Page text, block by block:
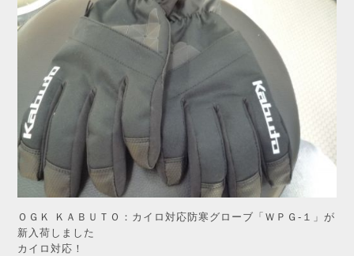
ＯＧＫ ＫＡＢＵＴＯ：カイロ対応防寒グローブ「ＷＰＧ-１」が
新入荷しました
カイロ対応！